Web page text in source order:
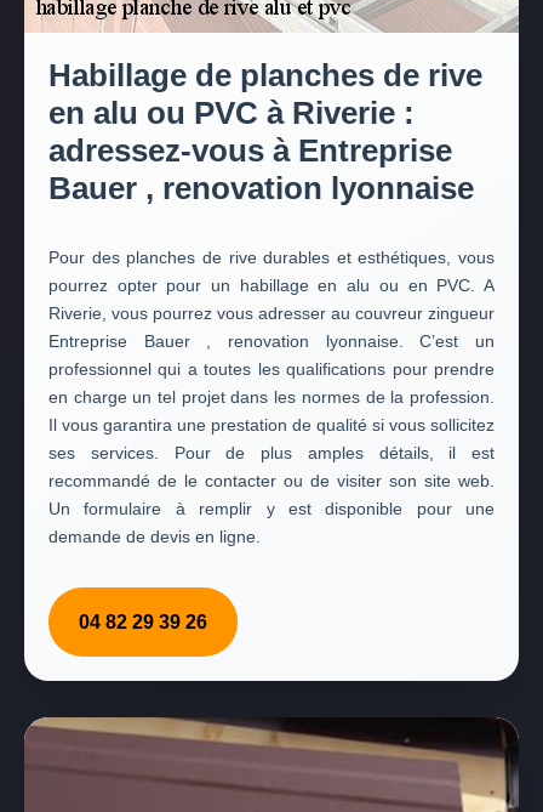
Habillage de planches de rive
en alu ou PVC à Riverie :
adressez-vous à Entreprise
Bauer , renovation lyonnaise
Pour des planches de rive durables et esthétiques, vous
pourrez opter pour un habillage en alu ou en PVC. A
Riverie, vous pourrez vous adresser au couvreur zingueur
Entreprise Bauer , renovation lyonnaise. C’est un
professionnel qui a toutes les qualifications pour prendre
en charge un tel projet dans les normes de la profession.
Il vous garantira une prestation de qualité si vous sollicitez
ses services. Pour de plus amples détails, il est
recommandé de le contacter ou de visiter son site web.
Un formulaire à remplir y est disponible pour une
demande de devis en ligne.
04 82 29 39 26